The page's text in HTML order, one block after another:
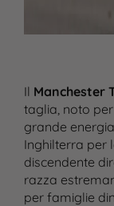
Il Manchester
taglia, noto
grande
Inghilterra per
discendente
razza
per famiglie